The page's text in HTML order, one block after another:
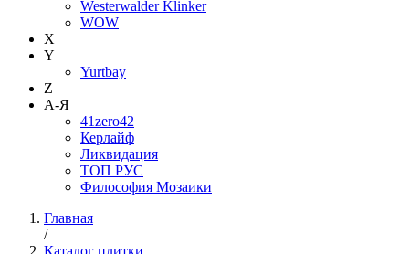
Westerwalder Klinker
WOW
X
Y
Yurtbay
Z
А-Я
41zero42
Керлайф
Ликвидация
ТОП РУС
Философия Мозаики
Главная
/
Каталог плитки